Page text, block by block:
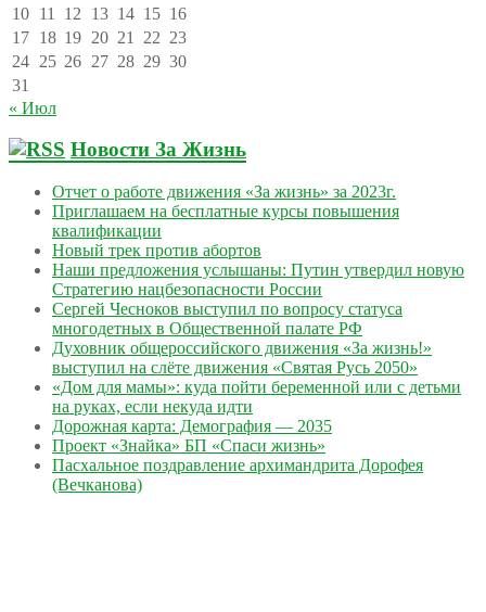
10 11 12 13 14 15 16
17 18 19 20 21 22 23
24 25 26 27 28 29 30
31
« Июл
Новости За Жизнь
Отчет о работе движения «За жизнь» за 2023г.
Приглашаем на бесплатные курсы повышения
квалификации
Новый трек против абортов
Наши предложения услышаны: Путин утвердил новую
Стратегию нацбезопасности России
Сергей Чесноков выступил по вопросу статуса
многодетных в Общественной палате РФ
Духовник общероссийского движения «За жизнь!»
выступил на слёте движения «Святая Русь 2050»
«Дом для мамы»: куда пойти беременной или с детьми
на руках, если некуда идти
Дорожная карта: Демография — 2035
Проект «Знайка» БП «Спаси жизнь»
Пасхальное поздравление архимандрита Дорофея
(Вечканова)